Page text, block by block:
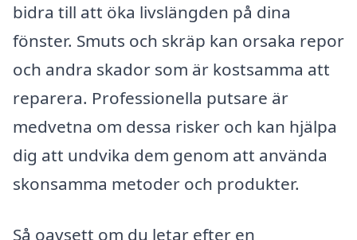
bidra till att öka livslängden på dina
fönster. Smuts och skräp kan orsaka repor
och andra skador som är kostsamma att
reparera. Professionella putsare är
medvetna om dessa risker och kan hjälpa
dig att undvika dem genom att använda
skonsamma metoder och produkter.
Så oavsett om du letar efter en